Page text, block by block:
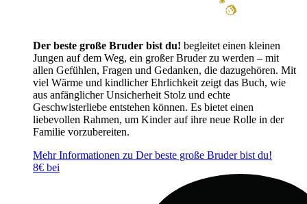
Der beste große Bruder bist du! begleitet einen kleinen
Jungen auf dem Weg, ein großer Bruder zu werden – mit
allen Gefühlen, Fragen und Gedanken, die dazugehören. Mit
viel Wärme und kindlicher Ehrlichkeit zeigt das Buch, wie
aus anfänglicher Unsicherheit Stolz und echte
Geschwisterliebe entstehen können. Es bietet einen
liebevollen Rahmen, um Kinder auf ihre neue Rolle in der
Familie vorzubereiten.
Mehr Informationen zu Der beste große Bruder bist du!
8€ bei